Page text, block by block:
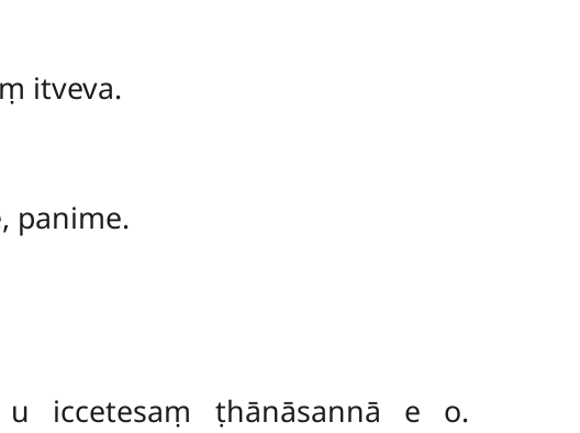
itveva.
panime.
iccetesaṃ ṭhānāsannā e o.